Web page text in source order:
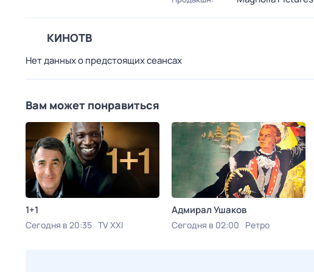
КИНОТВ
Нет данных о предстоящих сеансах
Вам может понравиться
1+1
Сегодня в 20:35 TV XXI
Адмирал Ушаков
Сегодня в 02:00 Ретро